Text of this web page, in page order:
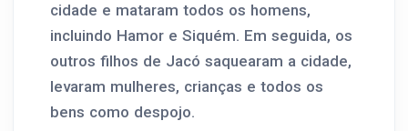
cidade e mataram todos os homens,
incluindo Hamor e Siquém. Em seguida, os
outros filhos de Jacó saquearam a cidade,
levaram mulheres, crianças e todos os
bens como despojo.